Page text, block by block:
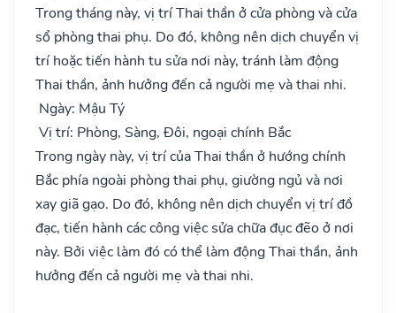
Trong tháng này, vị trí Thai thần ở cửa phòng và cửa
sổ phòng thai phụ. Do đó, không nên dịch chuyển vị
trí hoặc tiến hành tu sửa nơi này, tránh làm động
Thai thần, ảnh hưởng đến cả người mẹ và thai nhi.
Ngày: Mậu Tý
Vị trí: Phòng, Sàng, Đôi, ngoại chính Bắc
Trong ngày này, vị trí của Thai thần ở hướng chính
Bắc phía ngoài phòng thai phụ, giường ngủ và nơi
xay giã gạo. Do đó, không nên dịch chuyển vị trí đồ
đạc, tiến hành các công việc sửa chữa đục đẽo ở nơi
này. Bởi việc làm đó có thể làm động Thai thần, ảnh
hưởng đến cả người mẹ và thai nhi.